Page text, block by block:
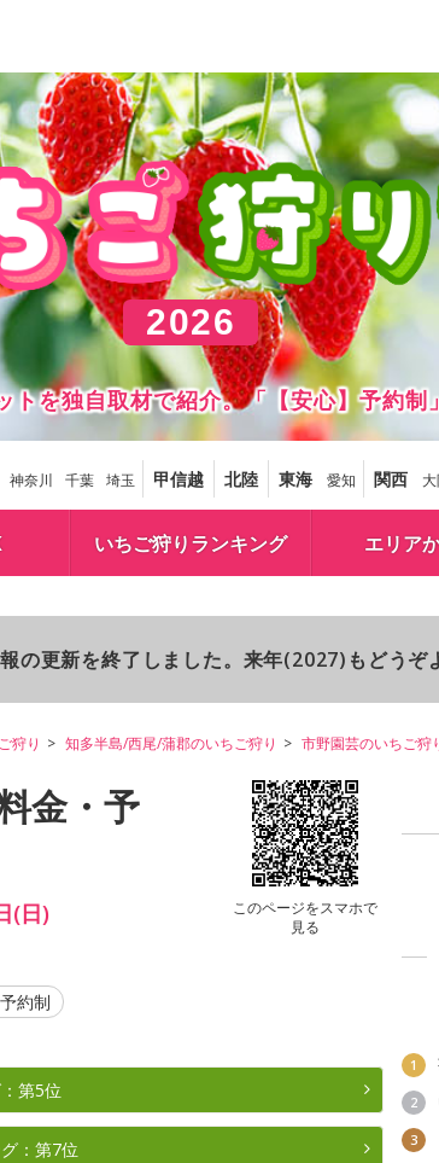
2026
を独自取材で紹介。「【安心】予約
神奈川 千葉 埼玉 甲信越 北陸 東海 愛知 関西
いちご狩りランキング エリア
の更新を終了しました。来年(2027)もどうぞ
狩り 知多半島/西尾/蒲郡のいちご狩り 市野園芸のいちご狩
金・予
このページをスマホで
見る
(日)
約制
第5位
：第7位
1
2
3